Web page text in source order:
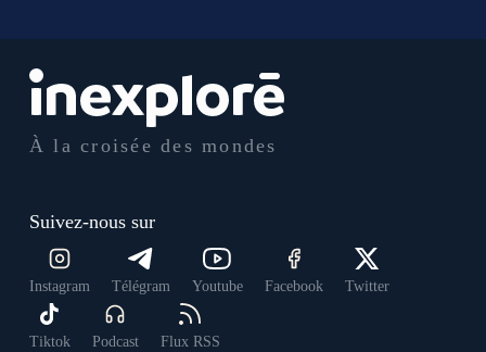
À la croisée des mondes
Suivez-nous sur
Instagram Télégram Youtube Facebook Twitter
Tiktok Podcast Flux RSS